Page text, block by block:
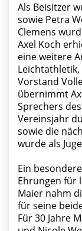
Als Beisitzer
sowie Petra
Clemens
Axel Koch
eine weitere
Vorstand
übernimmt
Sprechers
Vereinsjahr
sowie die
wurde als
Ein
Ehrungen für
Maier nahm
für seine
Für 30 Jahre